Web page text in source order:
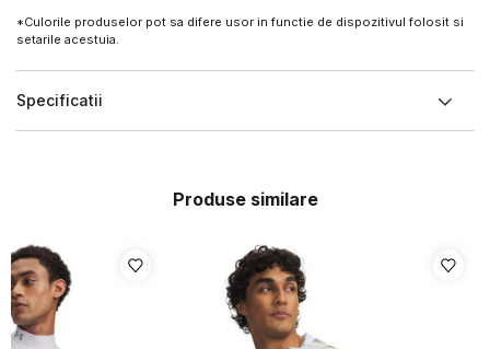
*Culorile produselor pot sa difere usor in functie de dispozitivul folosit si
setarile acestuia.
Specificatii
Produse similare